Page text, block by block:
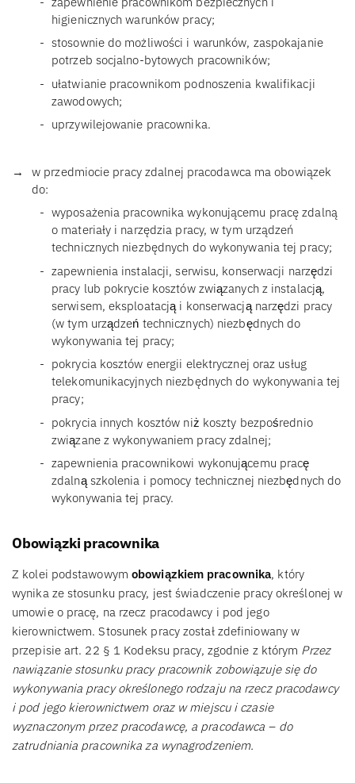
higienicznych warunków pracy;
stosownie do możliwości i warunków, zaspokajanie
potrzeb socjalno-bytowych pracowników;
ułatwianie pracownikom podnoszenia kwalifikacji
zawodowych;
uprzywilejowanie pracownika.
w przedmiocie pracy zdalnej pracodawca ma obowiązek
do:
wyposażenia pracownika wykonującemu pracę zdalną
o materiały i narzędzia pracy, w tym urządzeń
technicznych niezbędnych do wykonywania tej pracy;
zapewnienia instalacji, serwisu, konserwacji narzędzi
pracy lub pokrycie kosztów związanych z instalacją,
serwisem, eksploatacją i konserwacją narzędzi pracy
(w tym urządzeń technicznych) niezbędnych do
wykonywania tej pracy;
pokrycia kosztów energii elektrycznej oraz usług
telekomunikacyjnych niezbędnych do wykonywania tej
pracy;
pokrycia innych kosztów niż koszty bezpośrednio
związane z wykonywaniem pracy zdalnej;
zapewnienia pracownikowi wykonującemu pracę
zdalną szkolenia i pomocy technicznej niezbędnych do
wykonywania tej pracy.
Obowiązki pracownika
Z kolei podstawowym obowiązkiem pracownika, który
wynika ze stosunku pracy, jest świadczenie pracy określonej w
umowie o pracę, na rzecz pracodawcy i pod jego
kierownictwem. Stosunek pracy został zdefiniowany w
przepisie art. 22 § 1 Kodeksu pracy, zgodnie z którym Przez
nawiązanie stosunku pracy pracownik zobowiązuje się do
wykonywania pracy określonego rodzaju na rzecz pracodawcy
i pod jego kierownictwem oraz w miejscu i czasie
wyznaczonym przez pracodawcę, a pracodawca – do
zatrudniania pracownika za wynagrodzeniem.